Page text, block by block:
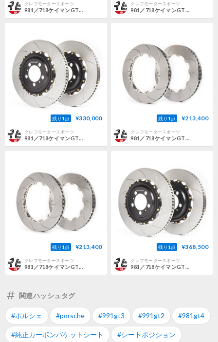
クレフモータースポーツ
981／718ケイマンGT4 PCCB無用 GIRODISC 【フロント】 リプレイスローター
クレフモータースポーツ
981／718ケイマンGT4 PCCB無用 GIRODISC 【リヤ】 リプレイスローター
残り1点 ¥330,000
クレフモータースポーツ
981／718ケイマンGT4 PCCB無用 GIRODISC 【フロント】
残り1点 ¥213,400
クレフモータースポーツ
981／718ケイマンGT4 PCCB有用 GIRODISC 【フロント】 リプレイスローター
残り1点 ¥213,400
クレフモータースポーツ
残り1点 ¥368,500
クレフモータースポーツ
関連ハッシュタグ
#ポルシェ #porsche #991gt3 #991gt2 #981gt4
#純正カーボンバケットシート #シートポジション